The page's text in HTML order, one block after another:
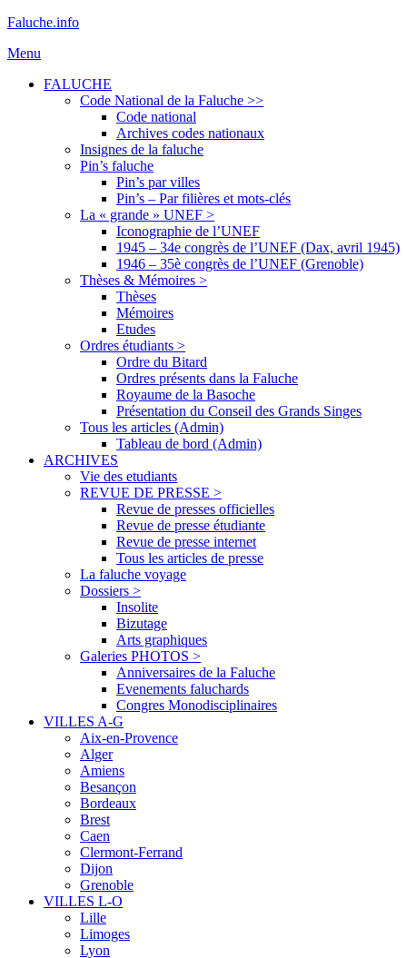
Aller
contenu
Faluche.info
Menu
FALUCHE
Code National de la Faluche >>
Code national
Archives codes nationaux
Insignes de la faluche
Pin’s faluche
Pin’s par villes
Pin’s – Par filières et mots-clés
La « grande » UNEF >
Iconographie de l’UNEF
1945 – 34e congrès de l’UNEF (Dax, avril 1945)
1946 – 35è congrès de l’UNEF (Grenoble)
Thèses & Mémoires >
Thèses
Mémoires
Etudes
Ordres étudiants >
Ordre du Bitard
Ordres présents dans la Faluche
Royaume de la Basoche
Présentation du Conseil des Grands Singes
Tous les articles (Admin)
Tableau de bord (Admin)
ARCHIVES
Vie des etudiants
REVUE DE PRESSE >
Revue de presses officielles
Revue de presse étudiante
Revue de presse internet
Tous les articles de presse
La faluche voyage
Dossiers >
Insolite
Bizutage
Arts graphiques
Galeries PHOTOS >
Anniversaires de la Faluche
Evenements faluchards
Congres Monodisciplinaires
VILLES A-G
Aix-en-Provence
Alger
Amiens
Besançon
Bordeaux
Brest
Caen
Clermont-Ferrand
Dijon
Grenoble
VILLES L-O
Lille
Limoges
Lyon